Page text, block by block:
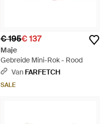
€ 195€ 137
Maje
Gebreide Mini-Rok - Rood
Van FARFETCH
SALE